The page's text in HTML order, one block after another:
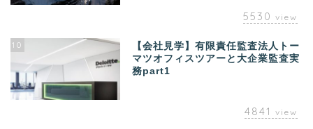
5530 view
10
【会社見学】有限責任監査法人トー
マツオフィスツアーと大企業監査実
務part1
4841 view